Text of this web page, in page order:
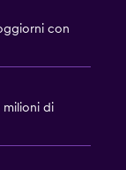
con
milioni di